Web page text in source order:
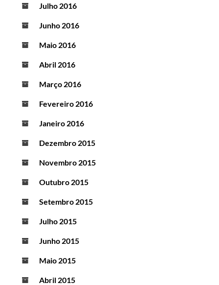
Julho 2016
Junho 2016
Maio 2016
Abril 2016
Março 2016
Fevereiro 2016
Janeiro 2016
Dezembro 2015
Novembro 2015
Outubro 2015
Setembro 2015
Julho 2015
Junho 2015
Maio 2015
Abril 2015